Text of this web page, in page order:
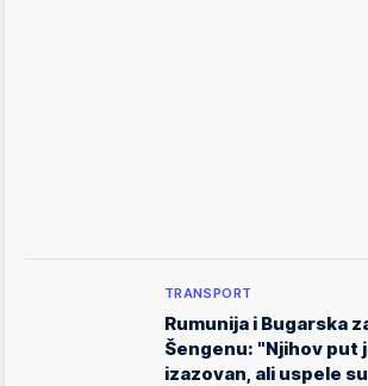
TRANSPORT
Rumunija i Bugarska
Šengenu: "Njihov put
izazovan, ali uspele